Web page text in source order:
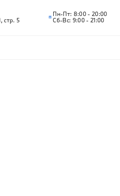
стр. 5
Пн-Пт: 8:00 - 20:00
Сб-Вс: 9:00 - 21:00